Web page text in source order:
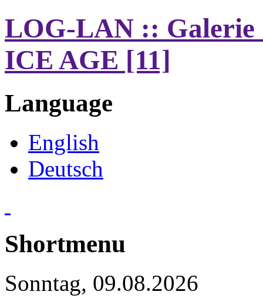
LOG-LAN :: Galerie
ICE AGE [11]
Language
English
Deutsch
Shortmenu
Sonntag, 09.08.2026